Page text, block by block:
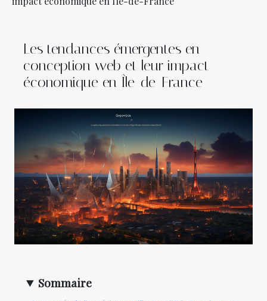
Les tendances émergentes en
conception web et leur impact
économique en Île-de-France
Sommaire